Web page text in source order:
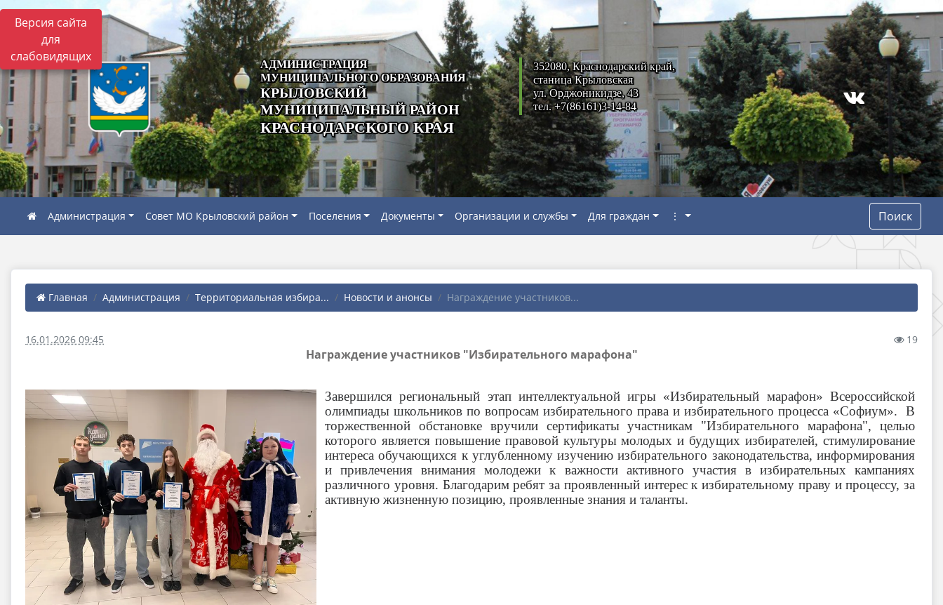
Версия сайта
для
слабовидящих
АДМИНИСТРАЦИЯ
МУНИЦИПАЛЬНОГО ОБРАЗОВАНИЯ
КРЫЛОВСКИЙ
МУНИЦИПАЛЬНЫЙ РАЙОН
КРАСНОДАРСКОГО КРАЯ
352080, Краснодарский край,
станица Крыловская
ул. Орджоникидзе, 43
тел. +7(86161)3-14-84
Администрация Совет МО Крыловский район Поселения Документы Организации и службы Для граждан ⋮ Поиск
Главная Администрация Территориальная избира... Новости и анонсы Награждение участников...
16.01.2026 09:45 19
Награждение участников "Избирательного марафона"
Завершился региональный этап интеллектуальной игры «Избирательный марафон» Всероссийской
олимпиады школьников по вопросам избирательного права и избирательного процесса «Софиум». В
торжественной обстановке вручили сертификаты участникам "Избирательного марафона", целью
которого является повышение правовой культуры молодых и будущих избирателей, стимулирование
интереса обучающихся к углубленному изучению избирательного законодательства, информирования
и привлечения внимания молодежи к важности активного участия в избирательных кампаниях
различного уровня. Благодарим ребят за проявленный интерес к избирательному праву и процессу, за
активную жизненную позицию, проявленные знания и таланты.